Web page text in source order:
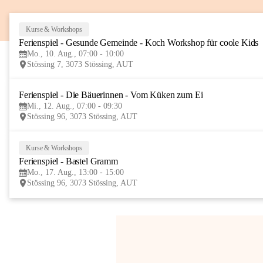
Kurse & Workshops
Ferienspiel - Gesunde Gemeinde - Koch Workshop für coole Kids
Mo., 10. Aug., 07:00 - 10:00
Stössing 7, 3073 Stössing, AUT
Ferienspiel - Die Bäuerinnen - Vom Küken zum Ei
Mi., 12. Aug., 07:00 - 09:30
Stössing 96, 3073 Stössing, AUT
Kurse & Workshops
Ferienspiel - Bastel Gramm
Mo., 17. Aug., 13:00 - 15:00
Stössing 96, 3073 Stössing, AUT